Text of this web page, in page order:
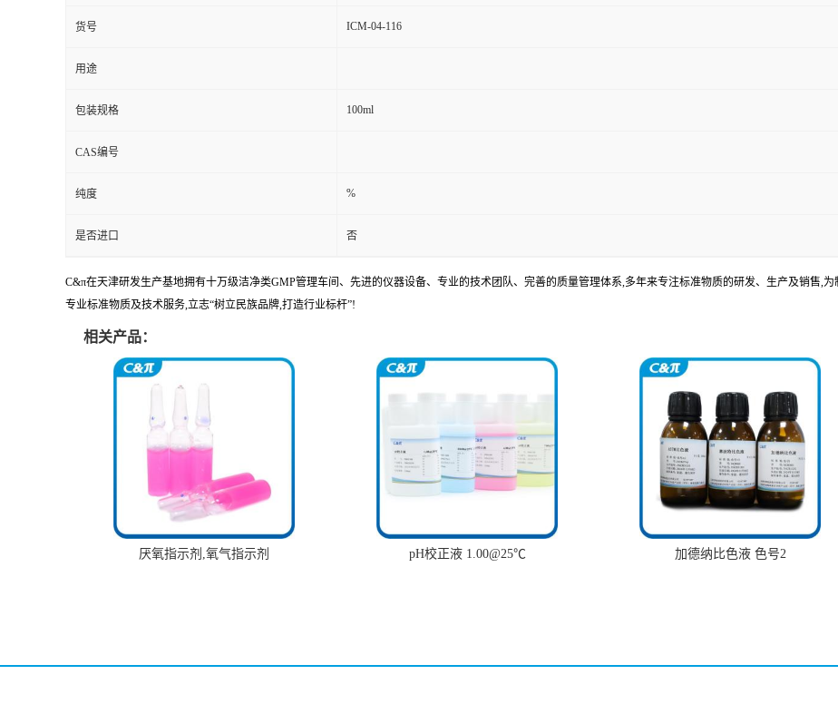
货号 ICM-04-116
用途
包装规格 100ml
CAS编号
纯度 %
是否进口 否
C&π在天津研发生产基地拥有十万级洁净类GMP管理车间、先进的仪器设备、专业的技术团队、完善的质量管理体系,多年来专注标准物质的研发、生产及销售,
专业标准物质及技术服务,立志“树立民族品牌,打造行业标杆”!
相关产品：
厌氧指示剂,氧气指示剂 pH校正液 1.00@25℃ 加德纳比色液 色号2